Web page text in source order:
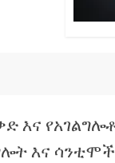
እና
እና